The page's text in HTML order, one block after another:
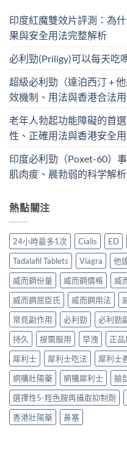
印度紅魔雙效片評測：為
果與安全用法完整解析
必利勁(Priligy)可以每天吃
超級必利勁（達泊西汀 +
效機制、用法與香港合法
老年人勃起功能障礙的首
性、正確用法與香港安全
印度必利勁（Poxet-60）
肌肉痠、晨勃弱的科学解析
熱點關注
24小時最多1次 Cialis ED
Tadalafil Tablets
Viagra 他
威而鋼份量
威而鋼價格 威
威而鋼屈臣氏
威而鋼用法
常見副作用
必利勁 必利勁
持久
按需服用 早洩 正
犀利士
犀利士吃法 犀利士
網購壯陽藥
網購犀利士 臉
選擇性5-羥色胺再攝取抑制劑
香港壯陽藥
鼻塞